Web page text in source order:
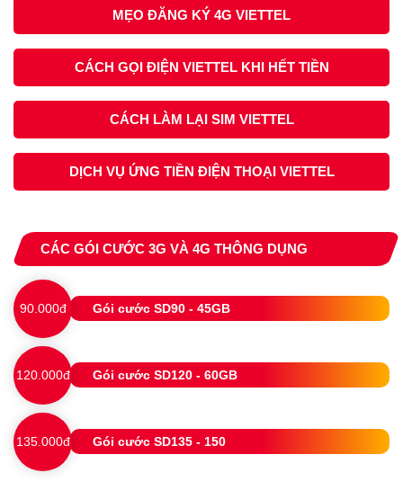
MẸO ĐĂNG KÝ 4G VIETTEL
CÁCH GỌI ĐIỆN VIETTEL KHI HẾT TIỀN
CÁCH LÀM LẠI SIM VIETTEL
DỊCH VỤ ỨNG TIỀN ĐIỆN THOẠI VIETTEL
CÁC GÓI CƯỚC 3G VÀ 4G THÔNG DỤNG
90.000đ Gói cước SD90 - 45GB
120.000đ Gói cước SD120 - 60GB
135.000đ Gói cước SD135 - 150